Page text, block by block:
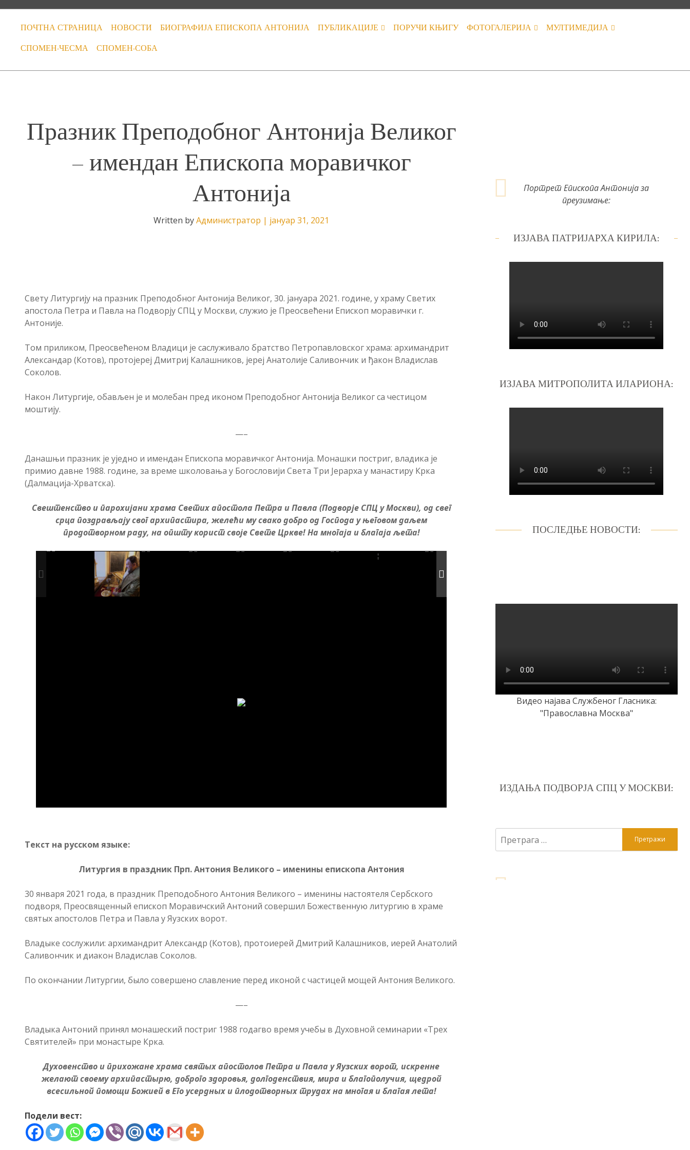
ПОЧТНА СТРАНИЦА НОВОСТИ БИОГРАФИЈА ЕПИСКОПА АНТОНИЈА ПУБЛИКАЦИЈЕ ПОРУЧИ КЊИГУ ФОТОГАЛЕРИЈА МУЛТИМЕДИЈА
СПОМЕН-ЧЕСМА СПОМЕН-СОБА
Празник Преподобног Антонија Великог
– имендан Епископа моравичког
Антонија
Written byАдминистратор | јануар 31, 2021
Свету Литургију на празник Преподобног Антонија Великог, 30. јануара 2021. године, у храму Светих
апостола Петра и Павла на Подворју СПЦ у Москви, служио је Преосвећени Епископ моравички г.
Антоније.
Том приликом, Преосвећеном Владици је саслуживало братство Петропавловског храма: архимандрит
Александар (Котов), протојереј Дмитриј Калашников, јереј Анатолије Саливончик и ђакон Владислав
Соколов.
Након Литургије, обављен је и молебан пред иконом Преподобног Антонија Великог са честицом
моштију.
—–
Данашњи празник је уједно и имендан Епископа моравичког Антонија. Монашки постриг, владика је
примио давне 1988. године, за време школовања у Богословији Света Три Јерарха у манастиру Крка
(Далмација-Хрватска).
Свештенство и парохијани храма Светих апостола Петра и Павла (Подворје СПЦ у Москви), од свег
срца поздрављају свог архипастира, желећи му свако добро од Господа у његовом даљем
продотворном раду, на општу корист своје Свете Цркве! На многаја и благаја љета!
Текст на русском языке:
Литургия в праздник Прп. Антония Великого – именины епископа Антония
30 января 2021 года, в праздник Преподобного Антония Великого – именины настоятеля Сербского
подворя, Преосвященный епископ Моравичский Антоний совершил Божественную литургию в храме
святых апостолов Петра и Павла у Яузских ворот.
Владыке сослужили: архимандрит Александр (Котов), протоиерей Дмитрий Калашников, иерей Анатолий
Саливончик и диакон Владислав Соколов.
По окончании Литургии, было совершено славление перед иконой с частицей мощей Антония Великого.
—–
Владыка Антоний принял монашеский постриг 1988 годагво время учебы в Духовной семинарии «Трех
Святителей» при монастыре Крка.
Духовенство и прихожане храма святых апостолов Петра и Павла у Яузских ворот, искренне
желают своему архипастырю, доброго здоровья, долгоденствия, мира и благополучия, щедрой
всесильной помощи Божией в Его усердных и плодотворных трудах на многая и благая лета!
Подели вест:
Портрет Епископа Антонија за
преузимање:
ИЗЈАВА ПАТРИЈАРХА КИРИЛА:
ИЗЈАВА МИТРОПОЛИТА ИЛАРИОНА:
ПОСЛЕДЊЕ НОВОСТИ:
Видео најава Службеног Гласника:
"Православна Москва"
ИЗДАЊА ПОДВОРЈА СПЦ У МОСКВИ:
за: